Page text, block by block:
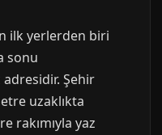
ilk yerlerden biri
sonu
adresidir. Şehir
uzaklıkta
rakımıyla yaz